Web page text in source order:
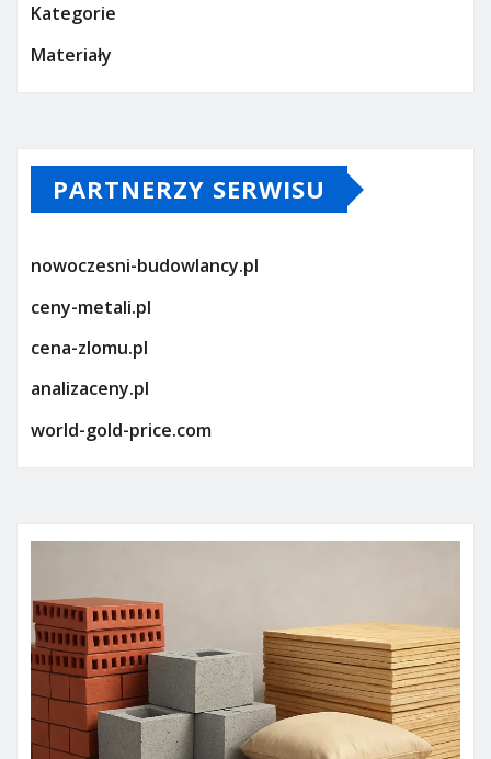
Kategorie
Materiały
PARTNERZY SERWISU
nowoczesni-budowlancy.pl
ceny-metali.pl
cena-zlomu.pl
analizaceny.pl
world-gold-price.com